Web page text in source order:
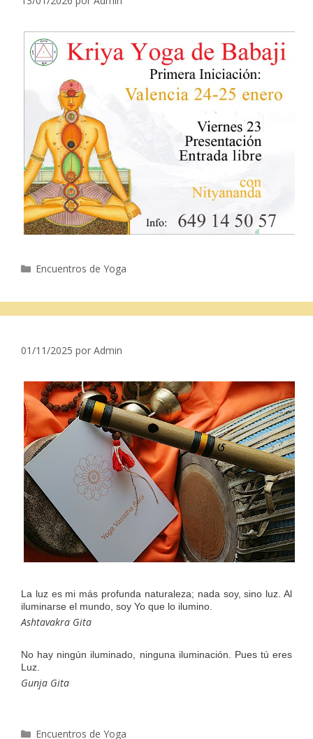
Categorías
Encuentros de Yoga
01/11/2025 por Admin
La luz es mi más profunda naturaleza; nada soy, sino luz. Al
iluminarse el mundo, soy Yo que lo ilumino.
Ashtavakra Gita
No hay ningún iluminado, ninguna iluminación. Pues tú eres
Luz.
Gunja Gita
Categorías
Encuentros de Yoga